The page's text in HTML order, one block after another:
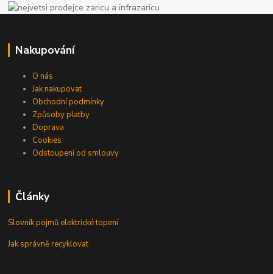
Nakupování
O nás
Jak nakupovat
Obchodní podmínky
Způsoby platby
Doprava
Cookies
Odstoupení od smlouvy
Články
Slovník pojmů elektrické topení
Jak správně recyklovat